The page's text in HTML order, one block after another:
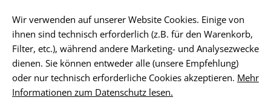
HOME EQUIPMENT RIEMEN 2 POINT QA TWO
Wir verwenden auf unserer Website Cookies. Einige von
ihnen sind technisch erforderlich (z.B. für den Warenkorb,
Filter, etc.), während andere Marketing- und Analysezwecke
dienen. Sie können entweder alle (unsere Empfehlung)
oder nur technisch erforderliche Cookies akzeptieren. Mehr
Informationen zum Datenschutz lesen.